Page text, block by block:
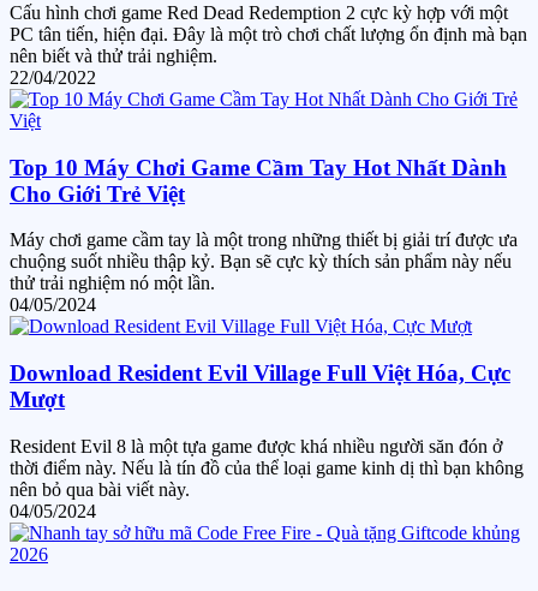
Cấu hình chơi game Red Dead Redemption 2 cực kỳ hợp với một
PC tân tiến, hiện đại. Đây là một trò chơi chất lượng ổn định mà bạn
nên biết và thử trải nghiệm.
22/04/2022
Top 10 Máy Chơi Game Cầm Tay Hot Nhất Dành
Cho Giới Trẻ Việt
Máy chơi game cầm tay là một trong những thiết bị giải trí được ưa
chuộng suốt nhiều thập kỷ. Bạn sẽ cực kỳ thích sản phẩm này nếu
thử trải nghiệm nó một lần.
04/05/2024
Download Resident Evil Village Full Việt Hóa, Cực
Mượt
Resident Evil 8 là một tựa game được khá nhiều người săn đón ở
thời điểm này. Nếu là tín đồ của thể loại game kinh dị thì bạn không
nên bỏ qua bài viết này.
04/05/2024